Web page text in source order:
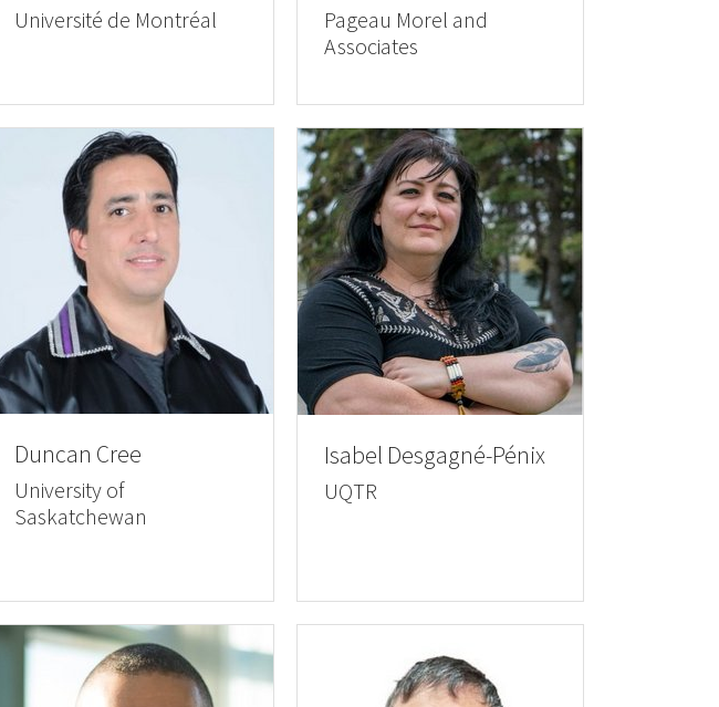
Université de Montréal
Pageau Morel and
Associates
Duncan Cree
University of
Saskatchewan
Isabel Desgagné-Pénix
UQTR